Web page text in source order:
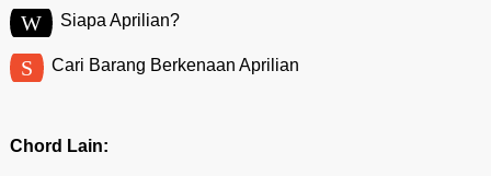
W Siapa Aprilian?
S Cari Barang Berkenaan Aprilian
Chord Lain: